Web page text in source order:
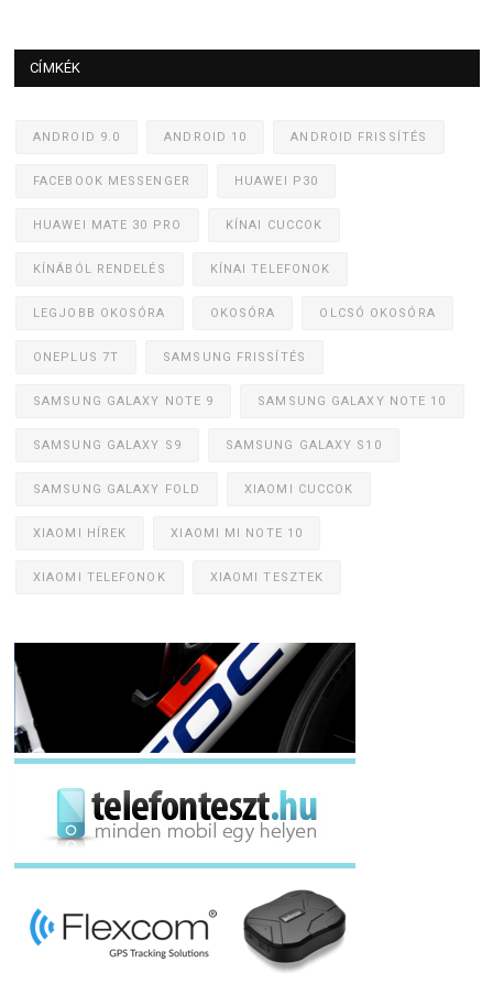
CÍMKÉK
ANDROID 9.0 ANDROID 10 ANDROID FRISSÍTÉS
FACEBOOK MESSENGER HUAWEI P30
HUAWEI MATE 30 PRO KÍNAI CUCCOK
KÍNÁBÓL RENDELÉS KÍNAI TELEFONOK
LEGJOBB OKOSÓRA OKOSÓRA OLCSÓ OKOSÓRA
ONEPLUS 7T SAMSUNG FRISSÍTÉS
SAMSUNG GALAXY NOTE 9 SAMSUNG GALAXY NOTE 10
SAMSUNG GALAXY S9 SAMSUNG GALAXY S10
SAMSUNG GALAXY FOLD XIAOMI CUCCOK
XIAOMI HÍREK XIAOMI MI NOTE 10
XIAOMI TELEFONOK XIAOMI TESZTEK